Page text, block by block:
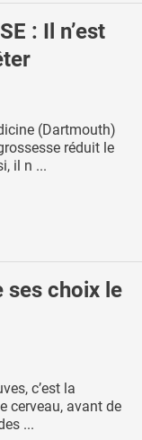
: Il n’est
(Dartmouth)
réduit le
il n ...
ses choix le
c’est la
cerveau, avant de
...